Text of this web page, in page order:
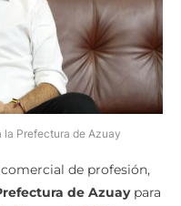
Prefectura de Azuay
de profesión,
de Azuaypara